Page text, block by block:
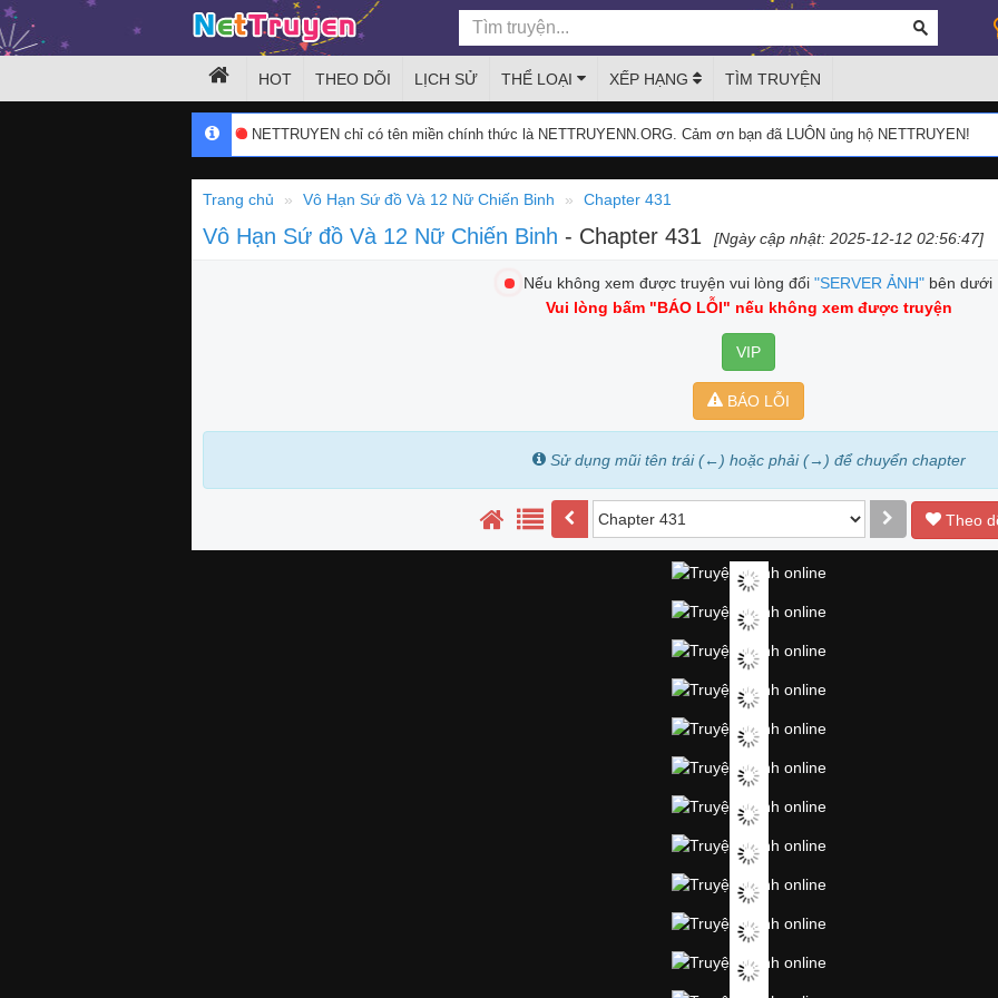
HOT THEO DÕI LỊCH SỬ THỂ LOẠI XẾP HẠNG TÌM TRUYỆN
NETTRUYEN chỉ có tên miền chính thức là NETTRUYENN.ORG. Cảm ơn bạn đã LUÔN ủng hộ NETTRUYEN!
Trang chủ Vô Hạn Sứ đồ Và 12 Nữ Chiến Binh Chapter 431
Vô Hạn Sứ đồ Và 12 Nữ Chiến Binh - Chapter 431 [Ngày cập nhật: 2025-12-12 02:56:47]
Nếu không xem được truyện vui lòng đổi "SERVER ẢNH" bên dưới
Vui lòng bấm "BÁO LỖI" nếu không xem được truyện
VIP
BÁO LỖI
Sử dụng mũi tên trái (←) hoặc phải (→) để chuyển chapter
Theo